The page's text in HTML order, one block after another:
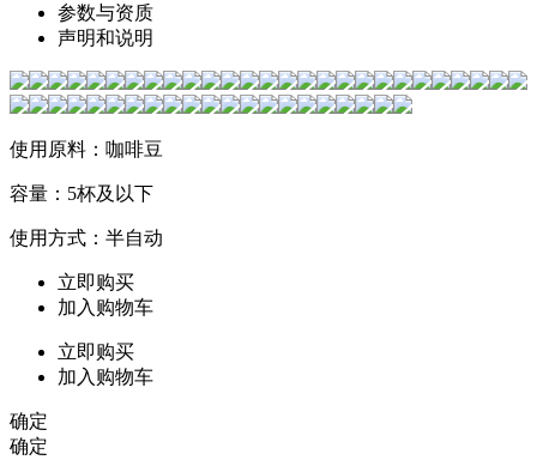
参数与资质
声明和说明
使用原料：咖啡豆
容量：5杯及以下
使用方式：半自动
立即购买
加入购物车
立即购买
加入购物车
确定
确定